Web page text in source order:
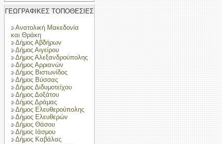
ΓΕΩΓΡΑΦΙΚΕΣ ΤΟΠΟΘΕΣΙΕΣ
Ανατολική Μακεδονία
και Θράκη
Δήμος Αβδήρων
Δήμος Αιγείρου
Δήμος Αλεξανδρούπολης
Δήμος Αρριανών
Δήμος Βιστωνίδος
Δήμος Βύσσας
Δήμος Διδυμοτείχου
Δήμος Δοξάτου
Δήμος Δράμας
Δήμος Ελευθερούπολης
Δήμος Ελευθερών
Δήμος Θάσου
Δήμος Ιάσμου
Δήμος Καβάλας